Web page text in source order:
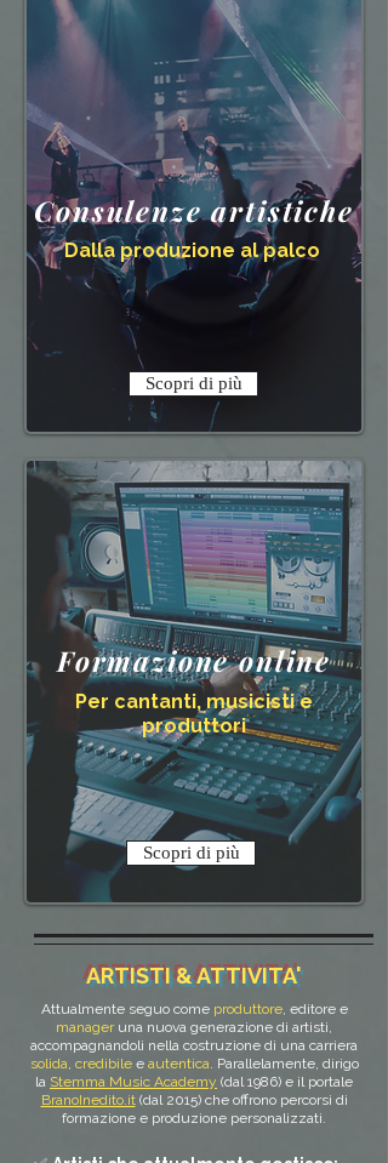
Consulenze artistiche
Scopri di più
Dalla produzione al palco
Per cantanti, musicisti e
produttori
Formazione online
Scopri di più
ARTISTI & ATTIVITA'
Attualmente seguo come produttore, editore e
manageruna nuova generazione di artisti,
accompagnandoli nella costruzione di una carriera
solida, credibilee autentica. Parallelamente, dirigo
la Stemma Music Academy (dal 1986) e il portale
BranoInedito.it(dal 2015) che offrono percorsi di
formazione e produzione personalizzati.